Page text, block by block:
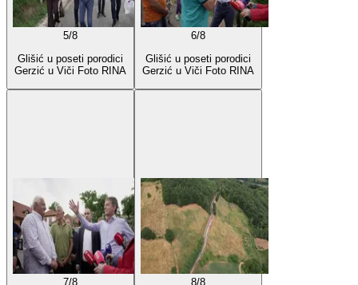
5/8
Glišić u poseti porodici
Gerzić u Viči Foto RINA
6/8
Glišić u poseti porodici
Gerzić u Viči Foto RINA
7/8
8/8